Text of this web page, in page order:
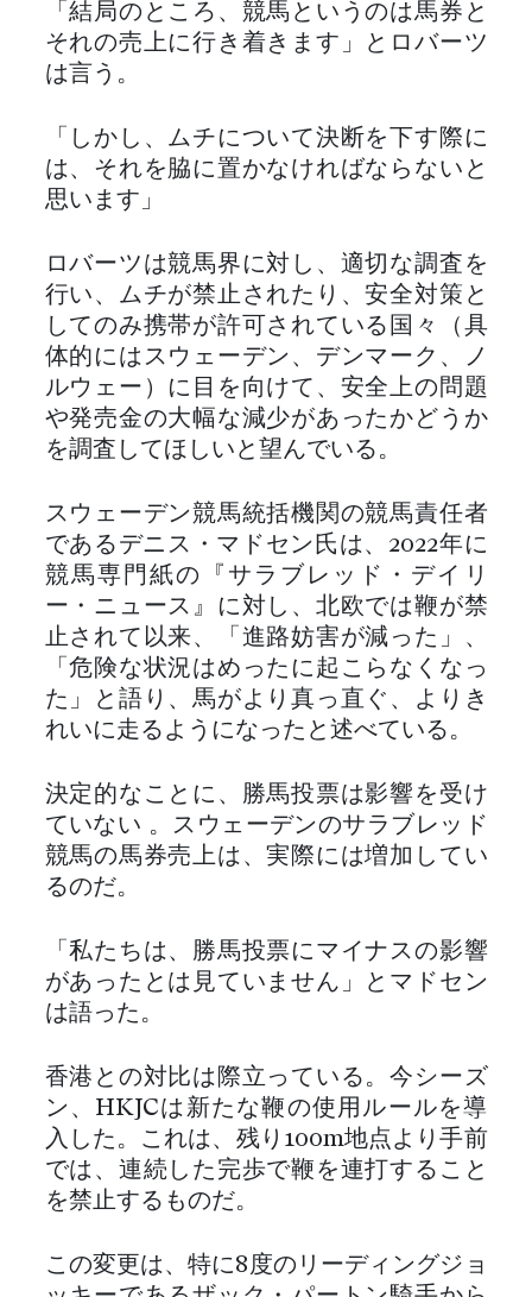
「結局のところ、競馬というのは馬券と
それの売上に行き着きます」とロバーツ
は言う。
「しかし、ムチについて決断を下す際に
は、それを脇に置かなければならないと
思います」
ロバーツは競馬界に対し、適切な調査を
行い、ムチが禁止されたり、安全対策と
してのみ携帯が許可されている国々（具
体的にはスウェーデン、デンマーク、ノ
ルウェー）に目を向けて、安全上の問題
や発売金の大幅な減少があったかどうか
を調査してほしいと望んでいる。
スウェーデン競馬統括機関の競馬責任者
であるデニス・マドセン氏は、2022年に
競馬専門紙の『サラブレッド・デイリ
ー・ニュース』に対し、北欧では鞭が禁
止されて以来、「進路妨害が減った」、
「危険な状況はめったに起こらなくなっ
た」と語り、馬がより真っ直ぐ、よりき
れいに走るようになったと述べている。
決定的なことに、勝馬投票は影響を受け
ていない 。スウェーデンのサラブレッド
競馬の馬券売上は、実際には増加してい
るのだ。
「私たちは、勝馬投票にマイナスの影響
があったとは見ていません」とマドセン
は語った。
香港との対比は際立っている。今シーズ
ン、HKJCは新たな鞭の使用ルールを導
入した。これは、残り100m地点より手前
では、連続した完歩で鞭を連打すること
を禁止するものだ。
この変更は、特に8度のリーディングジョ